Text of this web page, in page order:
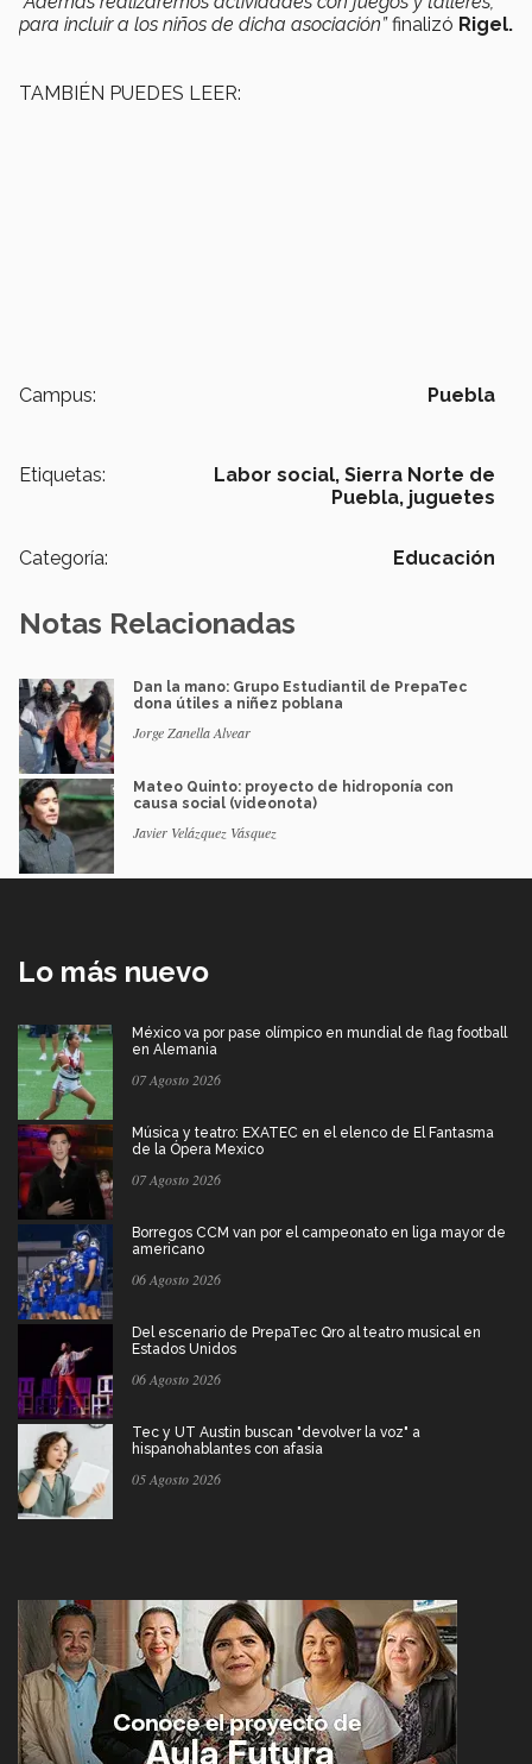
para incluir a los niños de dicha asociación”finalizó Rigel.
TAMBIÉN PUEDES LEER:
Campus: Puebla
Etiquetas: Labor social, Sierra Norte de
Puebla, juguetes
Categoría: Educación
Notas Relacionadas
Dan la mano: Grupo Estudiantil de PrepaTec
dona útiles a niñez poblana
Jorge Zanella Alvear
Mateo Quinto: proyecto de hidroponía con
causa social (videonota)
Javier Velázquez Vásquez
Lo más nuevo
México va por pase olímpico en mundial de flag football
en Alemania
07 Agosto 2026
Música y teatro: EXATEC en el elenco de El Fantasma
de la Ópera Mexico
07 Agosto 2026
Borregos CCM van por el campeonato en liga mayor de
americano
06 Agosto 2026
Del escenario de PrepaTec Qro al teatro musical en
Estados Unidos
06 Agosto 2026
Tec y UT Austin buscan "devolver la voz" a
hispanohablantes con afasia
05 Agosto 2026